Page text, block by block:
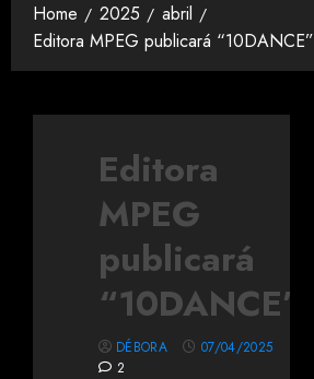
Home 2025
abril
Editora MPEG publicará “10DANCE”
Editora
MPEG
publicará
“10DANCE”
DÉBORA
07/04/2025
2